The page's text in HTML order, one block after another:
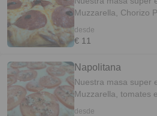
Muzzarella, Chorizo
desde
€ 11
Napolitana
Nuestra masa super
Muzzarella, tomates
desde